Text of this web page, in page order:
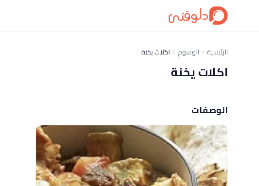
الرئيسية الوسوم اكلات يخنة
اكلات يخنة
الوصفات